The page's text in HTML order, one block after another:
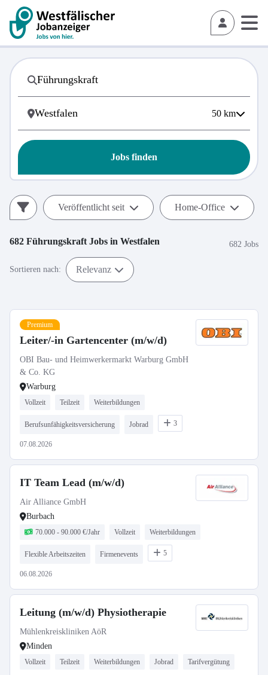
50 km
Jobs finden
Veröffentlicht seit Home-Office
682 Führungskraft Jobs in Westfalen 682 Jobs
Sortieren nach: Relevanz
Premium
Leiter/-in Gartencenter (m/w/d)
OBI Bau- und Heimwerkermarkt Warburg GmbH
& Co. KG
Warburg
Vollzeit Teilzeit Weiterbildungen
Berufsunfähigkeitsversicherung Jobrad 3
07.08.2026
IT Team Lead (m/w/d)
Air Alliance GmbH
Burbach
70.000 - 90.000 €/Jahr Vollzeit Weiterbildungen
Flexible Arbeitszeiten Firmenevents 5
06.08.2026
Leitung (m/w/d) Physiotherapie
Mühlenkreiskliniken AöR
Minden
Vollzeit Teilzeit Weiterbildungen Jobrad Tarifvergütung